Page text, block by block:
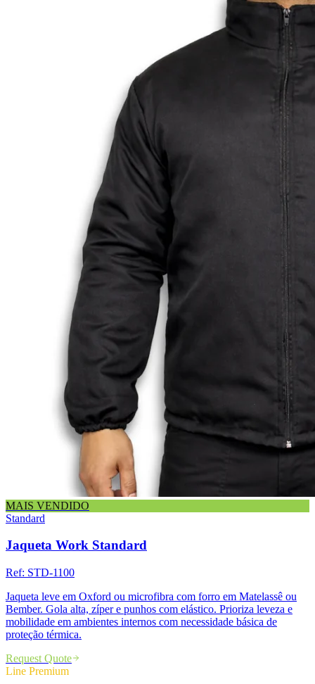
MAIS VENDIDO
Standard
Jaqueta Work Standard
Ref: STD-1100
Jaqueta leve em Oxford ou microfibra com forro em Matelassê ou
Bember. Gola alta, zíper e punhos com elástico. Prioriza leveza e
mobilidade em ambientes internos com necessidade básica de
proteção térmica.
Request Quote
Line Premium